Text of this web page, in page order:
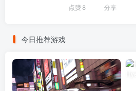
点赞8 分享
今日推荐游戏